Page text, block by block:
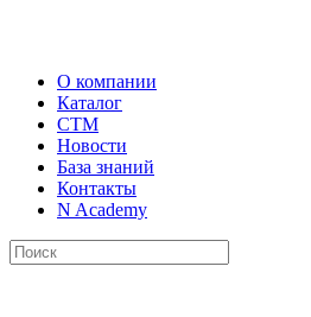
О компании
Каталог
СТМ
Новости
База знаний
Контакты
N Academy